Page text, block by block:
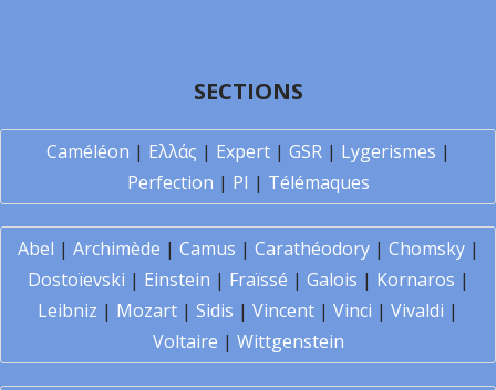
SECTIONS
Caméléon | Ελλάς | Expert| GSR| Lygerismes |
Perfection | PI | Télémaques
Abel | Archimède | Camus | Carathéodory| Chomsky|
Dostoïevski | Einstein | Fraïssé | Galois | Kornaros |
Leibniz | Mozart | Sidis | Vincent | Vinci | Vivaldi |
Voltaire | Wittgenstein